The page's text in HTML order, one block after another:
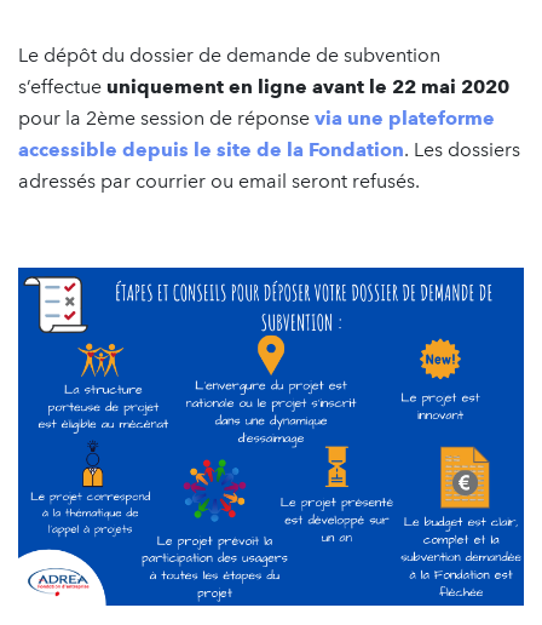
Le dépôt du dossier de demande de subvention
s’effectue uniquement en ligne avant le 22 mai 2020
pour la 2ème session de réponse via une plateforme
accessible depuis le site de la Fondation. Les dossiers
adressés par courrier ou email seront refusés.